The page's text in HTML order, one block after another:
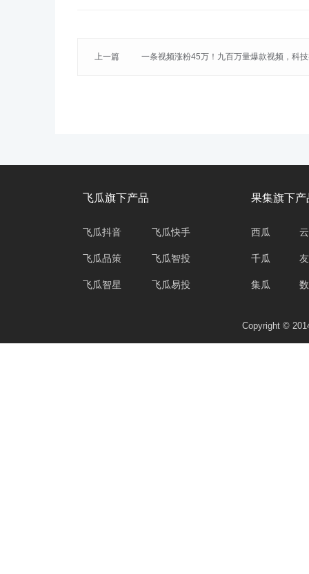
上一篇
一条视频涨粉45万！九百万量爆款视频，科
飞瓜旗下产品
飞瓜抖音
飞瓜品策
飞瓜智星
飞瓜快手
飞瓜智投
飞瓜易投
果集旗下产
西瓜
千瓜
集瓜
Copyright ©